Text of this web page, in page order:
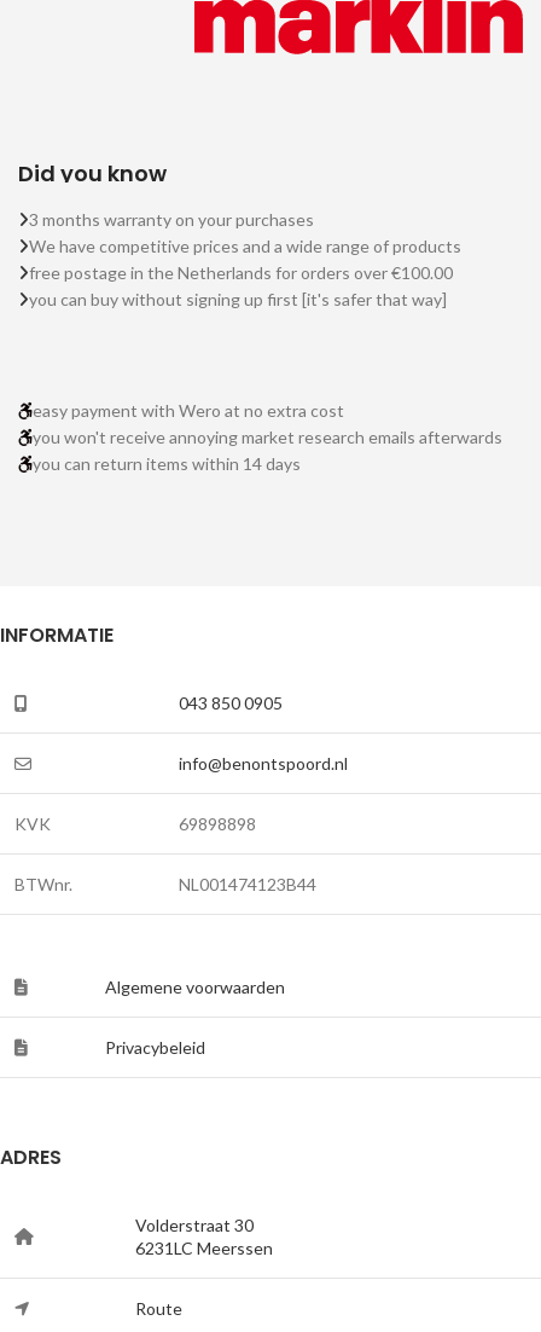
Did you know
3 months warranty on your purchases
We have competitive prices and a wide range of products
free postage in the Netherlands for orders over €100.00
you can buy without signing up first [it's safer that way]
easy payment with Wero at no extra cost
you won't receive annoying market research emails afterwards
you can return items within 14 days
INFORMATIE
043 850 0905
info@benontspoord.nl
KVK 69898898
BTWnr. NL001474123B44
Algemene voorwaarden
Privacybeleid
ADRES
Volderstraat 30
6231LC Meerssen
Route